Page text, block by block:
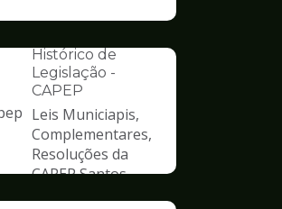
de
Capep
Ilustração
pagina
de
Capep
Histórico de
Legislação -
CAPEP
Leis Municiapis,
Complementares,
Resoluções da
CAPEP Santos